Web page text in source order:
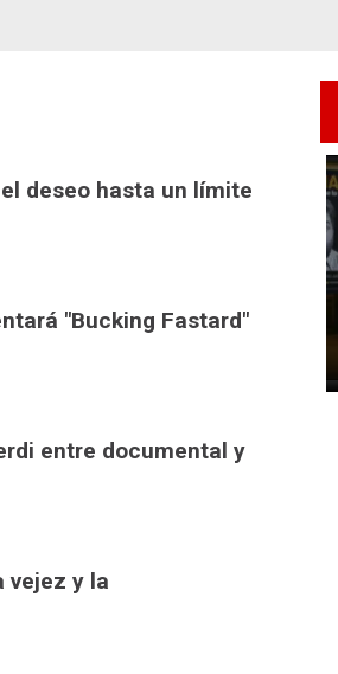
deseo hasta un límite
"Bucking Fastard"
entre documental y
vejez y la